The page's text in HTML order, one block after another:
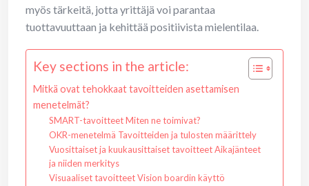
myös tärkeitä, jotta yrittäjä voi parantaa
tuottavuuttaan ja kehittää positiivista mielentilaa.
Key sections in the article:
Mitkä ovat tehokkaat tavoitteiden asettamisen
menetelmät?
SMART-tavoitteet Miten ne toimivat?
OKR-menetelmä Tavoitteiden ja tulosten määrittely
Vuosittaiset ja kuukausittaiset tavoitteet Aikajänteet
ja niiden merkitys
Visuaaliset tavoitteet Vision boardin käyttö